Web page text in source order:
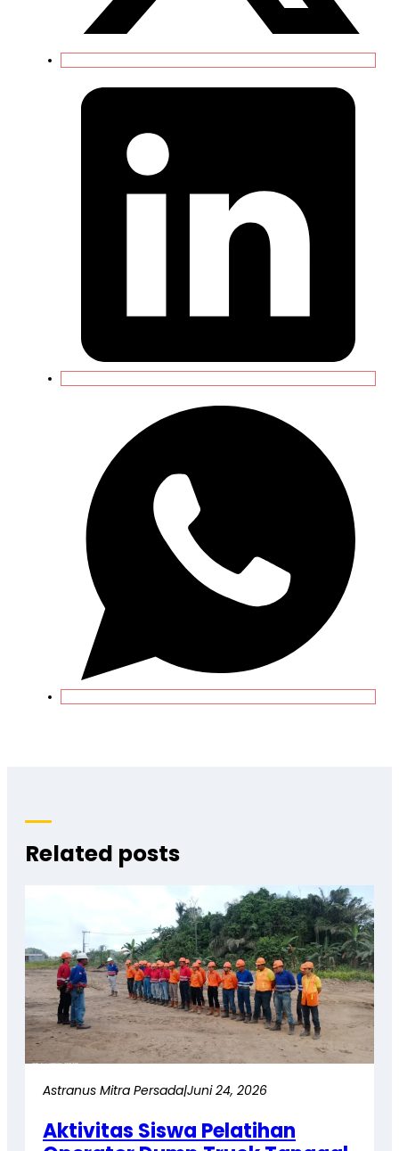
Related posts
Astranus Mitra Persada|Juni 24, 2026
Aktivitas Siswa Pelatihan